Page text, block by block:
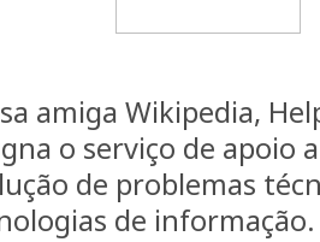
amiga Wikipedia,
o serviço de apoio
de problemas
de